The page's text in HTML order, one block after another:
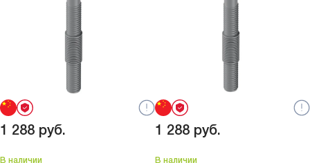
1 288 руб.
В наличии
1 288 руб.
В наличии